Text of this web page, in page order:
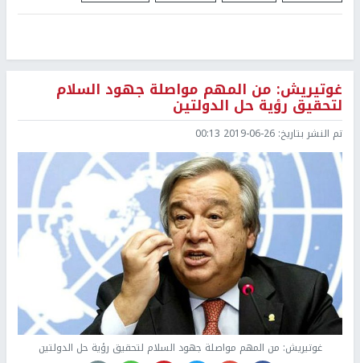
غوتيريش: من المهم مواصلة جهود السلام
لتحقيق رؤية حل الدولتين
تم النشر بتاريخ: 2019-06-26 00:13
غوتيريش: من المهم مواصلة جهود السلام لتحقيق رؤية حل الدولتين